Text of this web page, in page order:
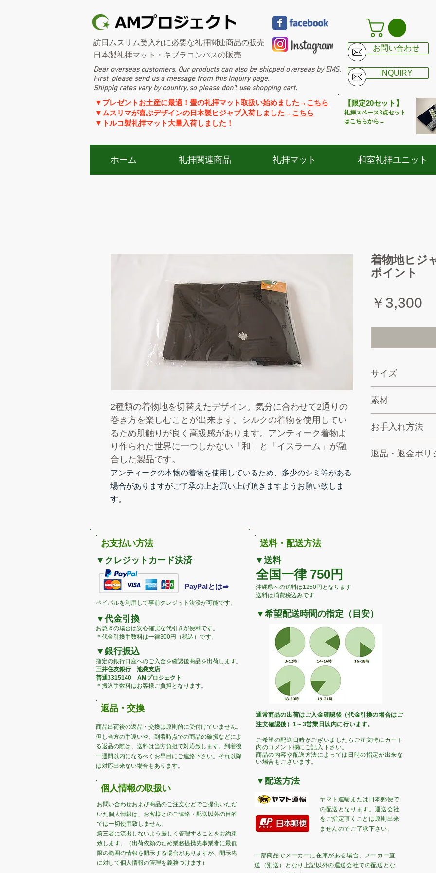
訪日ムスリム受入れに必要な礼拝関連商品の販売
​日本製礼拝マット・キブラコンパスの販売
Dear overseas customers. Our products can also be shipped overseas by EMS.
First, please send us a message from this Inquiry page.
​Shippig rates vary by country, so please don’t use shopping cart.
お問い合わせ
INQUIRY
​​▼プレゼントお土産に最適！畳の礼拝マット取扱い始めました→ こちら
▼ムスリマが喜ぶデザインの日本製ヒジャブ入荷しました→ こちら
​▼トルコ製礼拝マット大量入荷しました！
【限定20セット】
礼拝スペース3点セット
はこちらから→
ホーム 礼拝関連商品 礼拝マット 和室礼拝ユニット
2種類の着物地を切替えたデザイン。気分に合わせて2通りの
巻き方を楽しむことが出来ます。シルクの着物を使用してい
るため肌触りが良く高級感があります。アンティーク着物よ
り作られた世界に一つしかない「和」と「イスラーム」が融
合した製品です。
アンティークの本物の着物を使用しているため、多少のシミ等がある
場合がありますがご了承の上お買い上げ頂きますようお願い致しま
す。
着物地ヒジ
ポイント
￥3,300
サイズ
す）
素材
お手入れ方法
ドライクリーニン
返品・返金ポリ
​お支払い方法
▼クレジットカード決済
PayPalとは➡
ペイパルを利用して事前クレジット決済が可能です。
▼代金引換
お急ぎの場合は安心確実な代引きが便利です。
​＊代金引換手数料は一律300円（税込）です。
▼銀行振込
指定の銀行口座へのご入金を確認後商品を出荷します。
三井住友銀行 池袋支店
普通3315140 AMプロジェクト
＊振込手数料はお客様ご負担となります。
​返品・交換
商品出荷後の返品・交換は原則的に受付けていません。
但し当方の手違いや、到着時点での商品の破損などによ
る返品の際は、送料は当方負担で対応致します。 到着後
一週間以内になるべくお早目にご連絡下さい。それ以降
は対応出来ない場合もあります。
​個人情報の取扱い
お問い合わせおよび商品のご注文などでご提供いただ
いた個人情報は、お客様とのご連絡・配送以外の目的
では一切使用致しません。
第三者に流出しないよう厳しく管理することをお約束
致します。（出荷依頼のため業務提携先事業者に最低
限の範囲の情報を開示する場合がありますが、開示先
に対して個人情報の管理を義務づけます）
​送料・配送方法
▼送料
全国一律 750円
​沖縄県への送料は1250円となります
​送料は消費税込みです
▼希望配送時間の指定（目安）
通常商品の出荷はご入金確認後（代金引換の場合はご
注文確認後）1～3営業日以内に行います。
​ご希望の配送日時がございましたらご注文時にカート
内のコメント欄にご記入下さい。
商品の内容や配送方法によっては日時の指定が出来な
い場合もございます。
▼配送方法
ヤマト運輸または日本郵便で
の配送となります。運送会社
をご指定頂くことは原則出来
ませんのでご了承下さい。
一部商品でメーカーに在庫がある場合、メーカー直
送（別送）となり上記以外の運送会社での配送とな